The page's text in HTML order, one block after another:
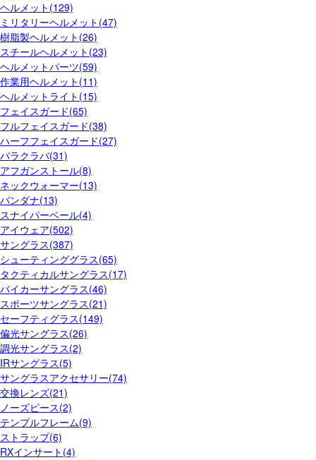
ヘルメット(129)
ミリタリーヘルメット(47)
樹脂製ヘルメット(26)
スチールヘルメット(23)
ヘルメットパーツ(59)
作業用ヘルメット(11)
ヘルメットライト(15)
フェイスガード(65)
フルフェイスガード(38)
ハーフフェイスガード(27)
バラクラバ(31)
アフガンストール(8)
ネックウォーマー(13)
バンダナ(13)
スナイパーベール(4)
アイウェア(502)
サングラス(387)
シューティンググラス(65)
タクティカルサングラス(17)
バイカーサングラス(46)
スポーツサングラス(21)
セーフティグラス(149)
偏光サングラス(26)
調光サングラス(2)
IRサングラス(5)
サングラスアクセサリー(74)
交換レンズ(21)
ノーズピース(2)
テンプルフレーム(9)
ストラップ(6)
RXインサート(4)